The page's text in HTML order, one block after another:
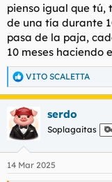
pienso igual que
de una tía durante
pasa de la paja,
10 meses haciendo
R
e
a
c
c
i
e
VITO SCALETTA
serdo
Soplagaitas
14 Mar 2025